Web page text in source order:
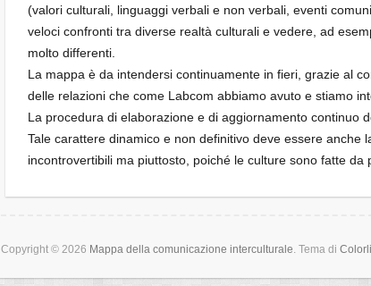
(valori culturali, linguaggi verbali e non verbali, eventi
veloci confronti tra diverse realtà culturali e vedere, ad
molto differenti.
La mappa è da intendersi continuamente in fieri, grazie al
delle relazioni che come Labcom abbiamo avuto e stiamo
La procedura di elaborazione e di aggiornamento continuo
Tale carattere dinamico e non definitivo deve essere
incontrovertibili ma piuttosto, poiché le culture sono fatte da
Copyright © 2026 Mappa della comunicazione interculturale. Tema di